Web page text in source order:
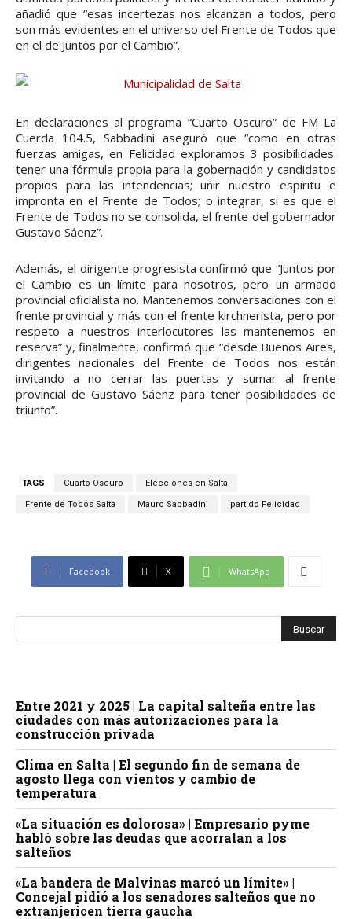
añadió que “esas incertezas nos alcanzan a todos, pero
son más evidentes en el universo del Frente de Todos que
en el de Juntos por el Cambio”.
En declaraciones al programa “Cuarto Oscuro” de FM La
Cuerda 104.5, Sabbadini aseguró que “como en otras
fuerzas amigas, en Felicidad exploramos 3 posibilidades:
tener una fórmula propia para la gobernación y candidatos
propios para las intendencias; unir nuestro espíritu e
impronta en el Frente de Todos; o integrar, si es que el
Frente de Todos no se consolida, el frente del gobernador
Gustavo Sáenz”.
Además, el dirigente progresista confirmó que “Juntos por
el Cambio es un límite para nosotros, pero un armado
provincial oficialista no. Mantenemos conversaciones con el
frente provincial y más con el frente kirchnerista, pero por
respeto a nuestros interlocutores las mantenemos en
reserva” y, finalmente, confirmó que “desde Buenos Aires,
dirigentes nacionales del Frente de Todos nos están
invitando a no cerrar las puertas y sumar al frente
provincial de Gustavo Sáenz para tener posibilidades de
triunfo”.
TAGS Cuarto Oscuro Elecciones en Salta
Frente de Todos Salta Mauro Sabbadini partido Felicidad
Facebook X WhatsApp
Entre 2021 y 2025 | La capital salteña entre las
ciudades con más autorizaciones para la
construcción privada
Clima en Salta | El segundo fin de semana de
agosto llega con vientos y cambio de
temperatura
«La situación es dolorosa» | Empresario pyme
habló sobre las deudas que acorralan a los
salteños
«La bandera de Malvinas marcó un límite» |
Concejal pidió a los senadores salteños que no
extranjericen tierra gaucha